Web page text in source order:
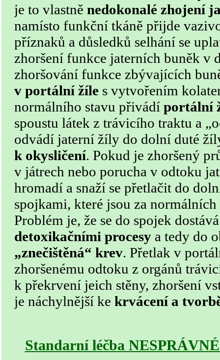
je to vlastně nedokonalé zhojení
namísto funkční tkáně přijde
příznaků a důsledků selhání se
zhoršení funkce jaterních buněk v
zhoršování funkce zbývajících
v portální žíle s vytvořením
normálního stavu přivádí portální
spoustu látek z trávicího traktu a
odvádí jaterní žíly do dolní duté
k okysličení. Pokud je zhoršený
v játrech nebo porucha v odtoku
hromadí a snaží se přetlačit do
spojkami, které jsou za
Problém je, že se do spojek
detoxikačními procesy a tedy do
„znečištěná“ krev. Přetlak v
zhoršenému odtoku z orgánů
k překrvení jeich stěny, zhoršení
je náchylnější ke krvácení a
Standarní léčba